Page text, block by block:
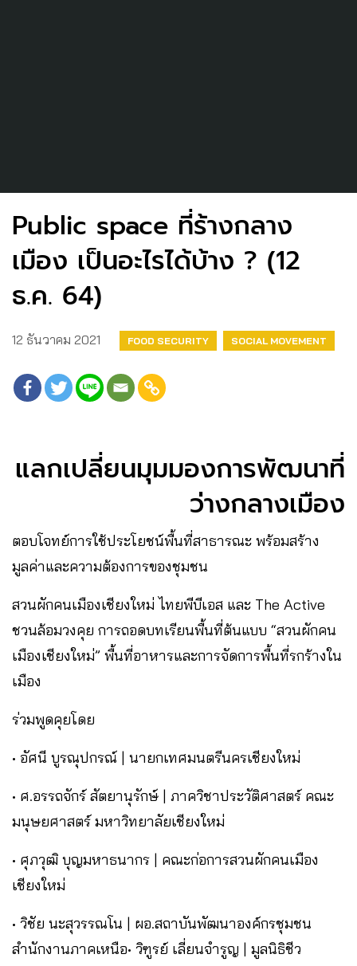
Public space ที่ร้างกลาง
เมือง เป็นอะไรได้บ้าง ? (12
ธ.ค. 64)
12 ธันวาคม 2021 FOOD SECURITY SOCIAL MOVEMENT
แลกเปลี่ยนมุมมองการพัฒนาที่
ว่างกลางเมือง
ตอบโจทย์การใช้ประโยชน์พื้นที่สาธารณะ พร้อมสร้าง
มูลค่าและความต้องการของชุมชน
สวนผักคนเมืองเชียงใหม่ ไทยพีบีเอส และ The Active
ชวนล้อมวงคุย การถอดบทเรียนพื้นที่ต้นแบบ “สวนผักคน
เมืองเชียงใหม่” พื้นที่อาหารและการจัดการพื้นที่รกร้างใน
เมือง
ร่วมพูดคุยโดย
• อัศนี บูรณุปกรณ์ | นายกเทศมนตรีนครเชียงใหม่
• ศ.อรรถจักร์ สัตยานุรักษ์ | ภาควิชาประวัติศาสตร์ คณะ
มนุษยศาสตร์ มหาวิทยาลัยเชียงใหม่
• ศุภวุฒิ บุญมหาธนากร | คณะก่อการสวนผักคนเมือง
เชียงใหม่
• วิชัย นะสุวรรณโน | ผอ.สถาบันพัฒนาองค์กรชุมชน
สำนักงานภาคเหนือ• วิฑูรย์ เลี่ยนจำรูญ | มูลนิธิชีว